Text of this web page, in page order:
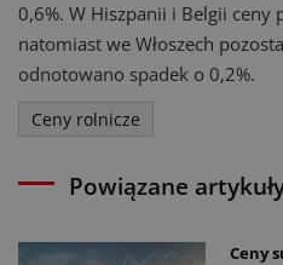
0,6%. W Hiszpanii i Belgii ceny
natomiast we Włoszech
odnotowano spadek o 0,2%.
Ceny rolnicze
Powiązane
Ceny